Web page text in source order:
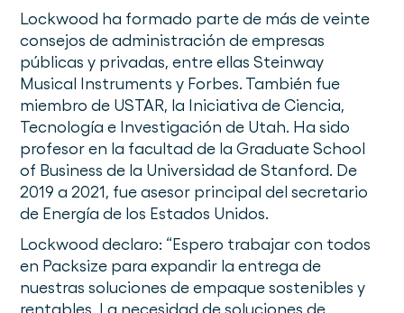
Lockwood ha formado parte de más de veinte
consejos de administración de empresas
públicas y privadas, entre ellas Steinway
Musical Instruments y Forbes. También fue
miembro de USTAR, la Iniciativa de Ciencia,
Tecnología e Investigación de Utah. Ha sido
profesor en la facultad de la Graduate School
of Business de la Universidad de Stanford. De
2019 a 2021, fue asesor principal del secretario
de Energía de los Estados Unidos.
Lockwood declaro: “Espero trabajar con todos
en Packsize para expandir la entrega de
nuestras soluciones de empaque sostenibles y
rentables. La necesidad de soluciones de